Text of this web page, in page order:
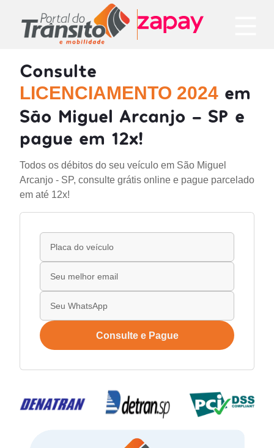
Consulte
LICENCIAMENTO 2024 em
São Miguel Arcanjo - SP e
pague em 12x!
Todos os débitos do seu veículo em São Miguel
Arcanjo - SP, consulte grátis online e pague parcelado
em até 12x!
Consulte e Pague